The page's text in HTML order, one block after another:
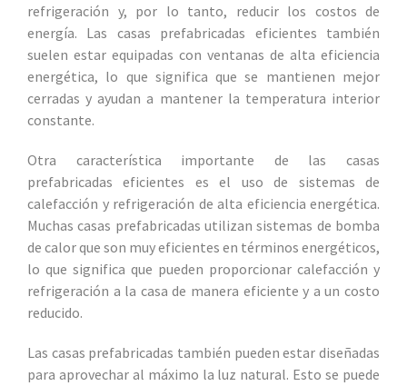
refrigeración y, por lo tanto, reducir los costos de
energía. Las casas prefabricadas eficientes también
suelen estar equipadas con ventanas de alta eficiencia
energética, lo que significa que se mantienen mejor
cerradas y ayudan a mantener la temperatura interior
constante.
Otra característica importante de las casas
prefabricadas eficientes es el uso de sistemas de
calefacción y refrigeración de alta eficiencia energética.
Muchas casas prefabricadas utilizan sistemas de bomba
de calor que son muy eficientes en términos energéticos,
lo que significa que pueden proporcionar calefacción y
refrigeración a la casa de manera eficiente y a un costo
reducido.
Las casas prefabricadas también pueden estar diseñadas
para aprovechar al máximo la luz natural. Esto se puede